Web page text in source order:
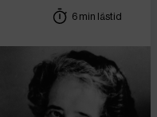
6 min lästid